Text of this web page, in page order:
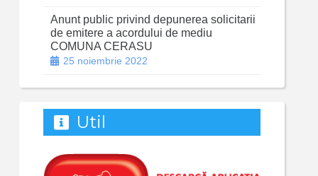
Anunt public privind depunerea solicitarii
de emitere a acordului de mediu
COMUNA CERASU
25 noiembrie 2022
Util